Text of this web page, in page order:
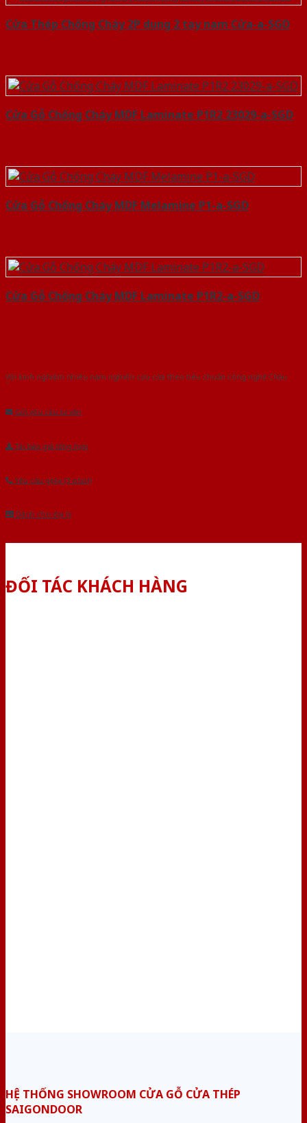
Cửa Thép Chống Cháy 2P dung 2 tay nam Cửa-a-SGD
Cửa Gỗ Chống Cháy MDF Laminate P1R2 23029-a-SGD
Cửa Gỗ Chống Cháy MDF Melamine P1-a-SGD
Cửa Gỗ Chống Cháy MDF Laminate P1R2-a-SGD
Với kinh nghiệm nhiêu năm nghiên cứu cửa theo tiêu chuẩn công nghệ Châu
Gửi yêu cầu tư vấn
Tải báo giá tổng hợp
Yêu cầu gọi lại (3 phút)
Dành cho đại lý
ĐỐI TÁC KHÁCH HÀNG
HỆ THỐNG SHOWROOM CỬA GỖ CỬA THÉP
SAIGONDOOR